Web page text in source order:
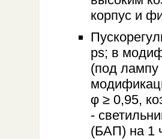
корпус и
ps; в
(под лампу
φ ≥ 0,95,
-
(БАП) на 1